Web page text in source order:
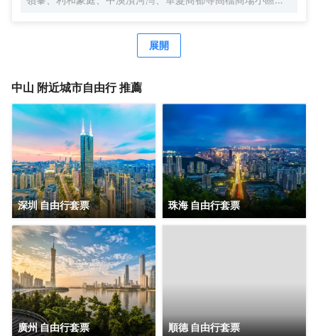
文西步行街、孫中山故居、詹園、金鐘湖公園等；酒店周邊
交通便利，京珠、東線、西線高速出入口約15分鐘車程，距
遊，休閒購物，親朋好友接待的上佳選擇。 酒店擁有逸緻客
傢俱展廳、商務中心、健身房、自助洗衣房、停車場等設
施；酒店所有區域WIFI全覆蓋，高速光纖寬帶免費使用。酒
店客房將摩登元素融入東方美學場景，提供貼心管家式服
務，打造城市中的世外桃源，在繁華世間尋求片刻寧靜，感
受歷史文化名城宜居中山的魅力，打造優雅尊貴、便捷超值
的旅居體驗。 酒店由後客酒店管理公司管理服務，旗下擁有
特高商務、後客商旅、後客智慧、微酒店品牌，致力於為商
旅人羣提供獨具個性的居住和服務體驗，呈現出更加多元化
的精品酒店選擇。
展開
中山 附近城市自由行 推薦
深圳 自由行套票 珠海 自由行套票
廣州 自由行套票 順德 自由行套票